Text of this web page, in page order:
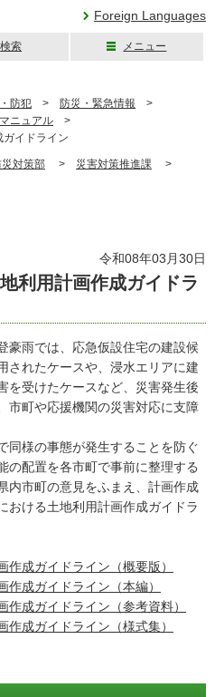
Foreign Languages
検索 メニュー
防犯 > 防災・緊急情報 >
ニュアル >
イドライン
災対策部 > 災害対策推進課 >
令和08年03月30日
利用計画作成ガイドラ
雨では、応急仮設住宅の建設候
されたケースや、浸水エリアに建
を受けたケースなど、災害発生後
市町や応援機関の災害対応に支障
様の事態が発生することを防ぐ
の配置を各市町で事前に整理する
内市町の意見をふまえ、計画作成
おける土地利用計画作成ガイドラ
成ガイドライン（概要版）
成ガイドライン（本編）
成ガイドライン（参考資料）
成ガイドライン（様式集）